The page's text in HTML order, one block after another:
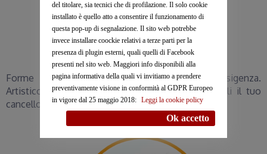
COSA FACCIAMO
Forme dimensioni e modelli diversi per ogni esigenza.
Artistico o moderno, scorrevole o classico. Scegli il tuo
cancello su misura.
del titolare, sia tecnici che di profilazione. Il solo cookie
installato è quello atto a consentire il funzionamento di
questa pop-up di segnalazione. Il sito web potrebbe
invece installare coockie relativi a terze parti per la
presenza di plugin esterni, quali quelli di Facebook
presenti nel sito web. Maggiori info disponibili alla
pagina informativa della quali vi invitiamo a prendere
preventivamente visione in conformità al GDPR Europeo
in vigore dal 25 maggio 2018: Leggi la cookie policy
Ok accetto